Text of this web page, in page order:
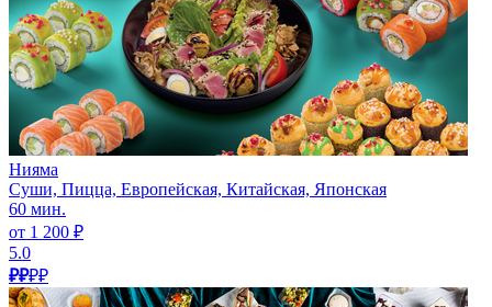
Нияма
Суши, Пицца, Европейская, Китайская, Японская
60 мин.
от 1 200 ₽
5.0
₽₽₽₽